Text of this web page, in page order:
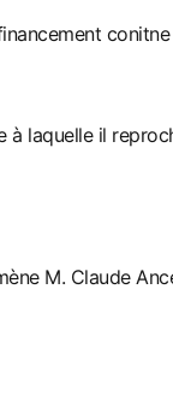
laquelle il
M. Claude